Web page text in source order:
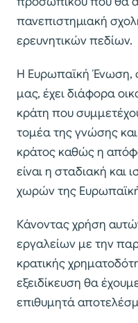
πανεπιστημιακή
ερευνητικών πεδίων.
Η Ευρωπαϊκή Ένωση,
μας, έχει διάφορα
κράτη που
τομέα της γνώσης
κράτος καθώς η
είναι η σταδιακή
χωρών της
Κάνοντας χρήση
εργαλείων με την
κρατικής
εξειδίκευση θα
επιθυμητά